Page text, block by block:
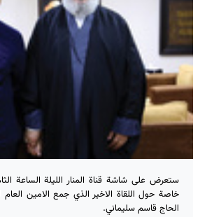
ستعرض علی شاشة قناة المنار اللیلة الساعة
خاصة حول اللقاة الاخیر الذي جمع الامین العام
الحاج قاسم سلیماني.